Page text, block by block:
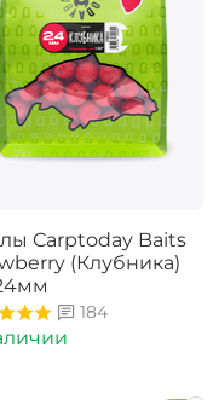
Carptoday Baits
(Клубника)
184